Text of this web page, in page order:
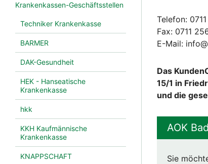
Krankenkassen-Geschäftsstellen
Techniker Krankenkasse
BARMER
DAK-Gesundheit
HEK - Hanseatische
Krankenkasse
hkk
KKH Kaufmännische
Krankenkasse
KNAPPSCHAFT
Telefon:
Fax: 0711
E-Mail:
Das
15/1 in
und die
AOK
Sie